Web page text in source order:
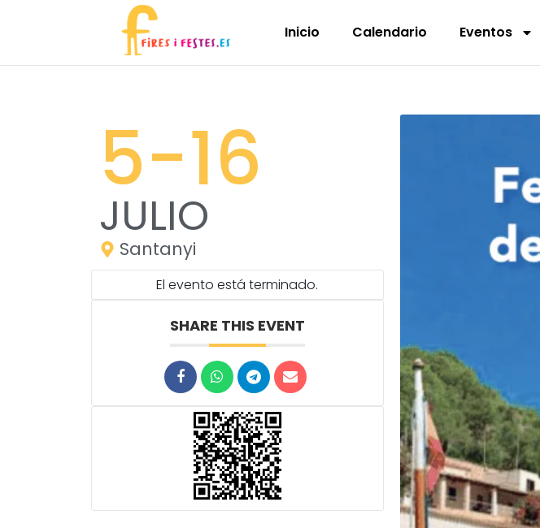
Inicio Calendario Eventos
5-16
JULIO
Santanyi
El evento está terminado.
SHARE THIS EVENT